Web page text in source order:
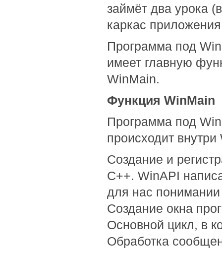
займёт два урока
каркас
Программа под
имеет главную
WinMain.
Функция WinMain
Программа под
происходит
Создание и
C++. WinAPI
для нас понимании
Создание окна
Основной цикл, в
Обработка